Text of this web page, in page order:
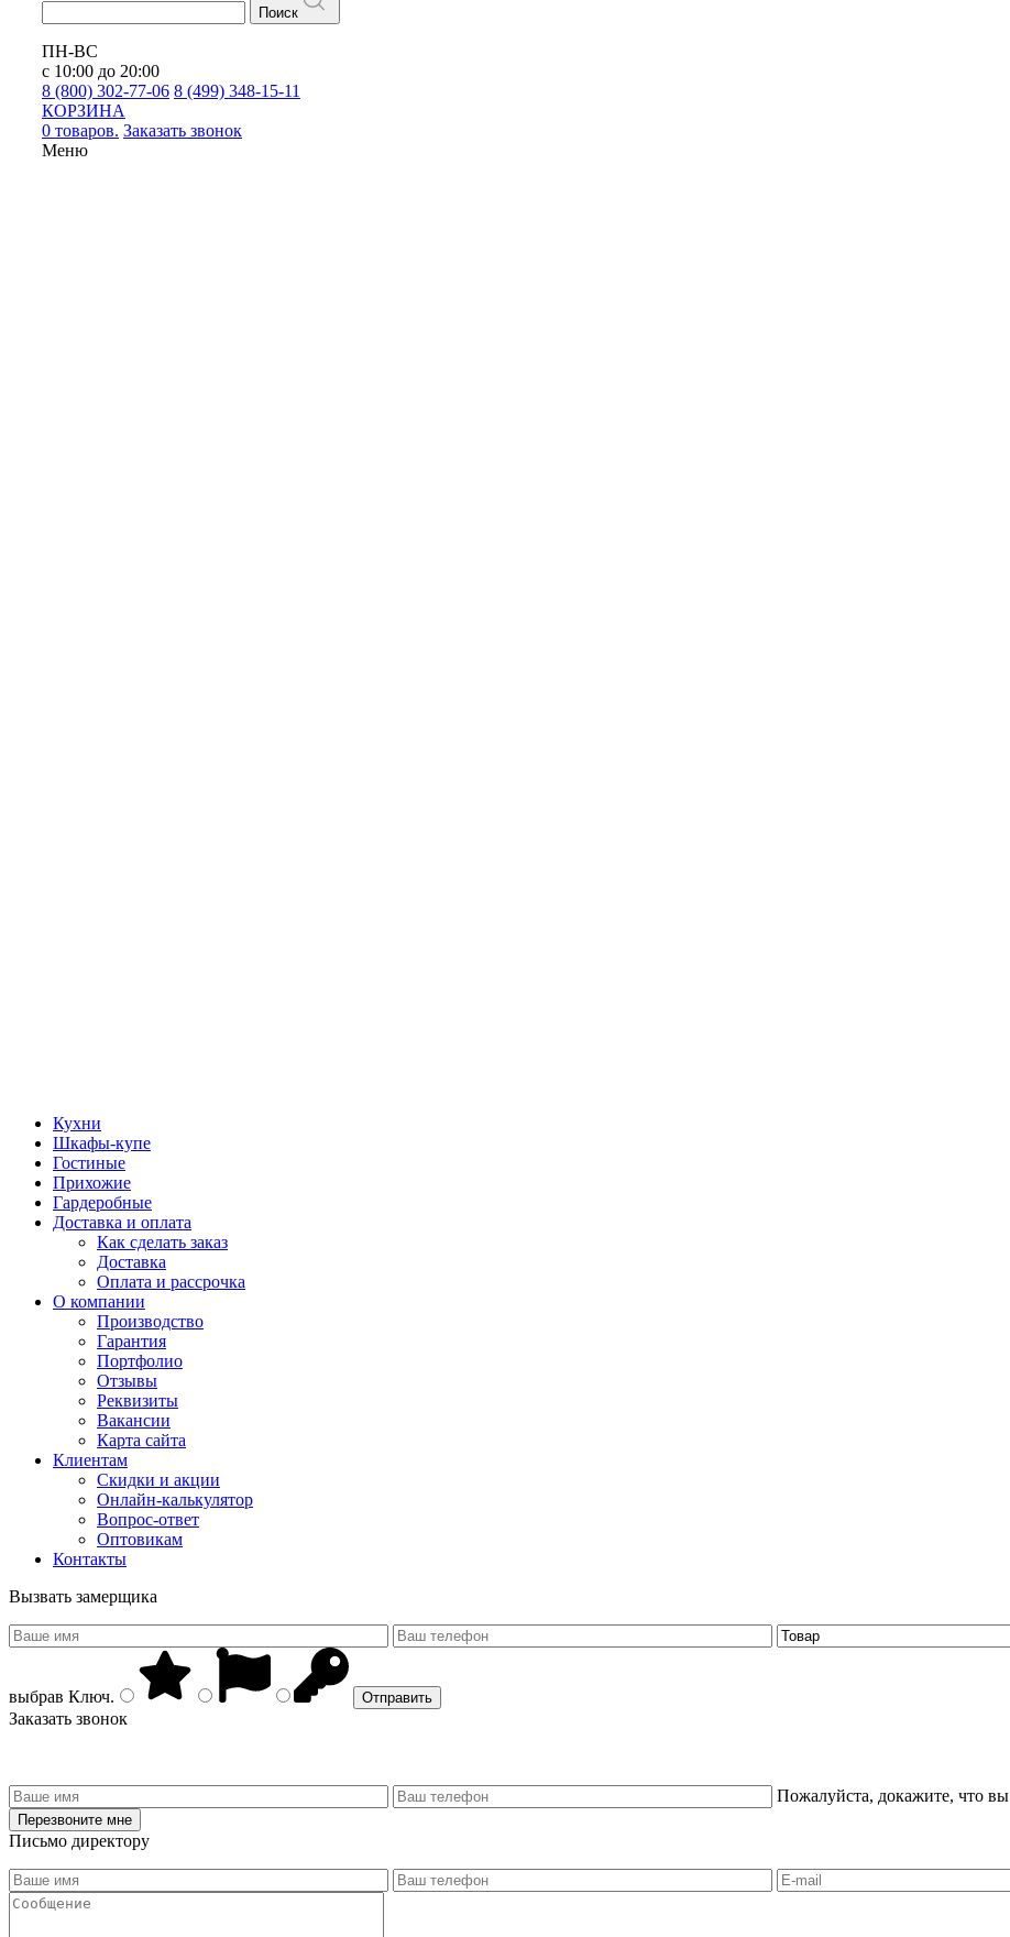
Поиск
ПН-ВС
с 10:00 до 20:00
8 (800) 302-77-06 8 (499) 348-15-11
КОРЗИНА
0 товаров. Заказать звонок
Меню
Кухни
Шкафы-купе
Гостиные
Прихожие
Гардеробные
Доставка и оплата
Как сделать заказ
Доставка
Оплата и рассрочка
О компании
Производство
Гарантия
Портфолио
Отзывы
Реквизиты
Вакансии
Карта сайта
Клиентам
Скидки и акции
Онлайн-калькулятор
Вопрос-ответ
Оптовикам
Контакты
Вызвать замерщика
выбрав Ключ.
Заказать звонок
Пожалуйста, докажите, что
Письмо директору